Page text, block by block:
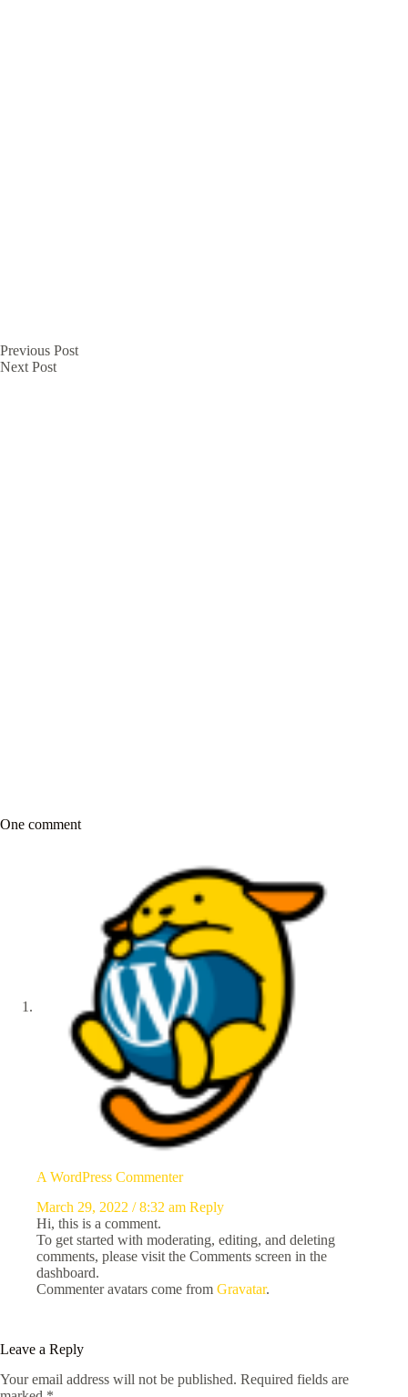
Previous Post
Next Post
One comment
A WordPress Commenter
March 29, 2022 / 8:32 am Reply
Hi, this is a comment.
To get started with moderating, editing, and deleting
comments, please visit the Comments screen in the
dashboard.
Commenter avatars come from Gravatar.
Leave a Reply
Your email address will not be published. Required fields are